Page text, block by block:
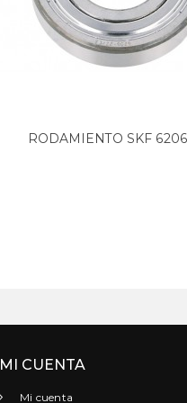
RODAMIENTO SKF
MI CUENTA
Mi cuenta